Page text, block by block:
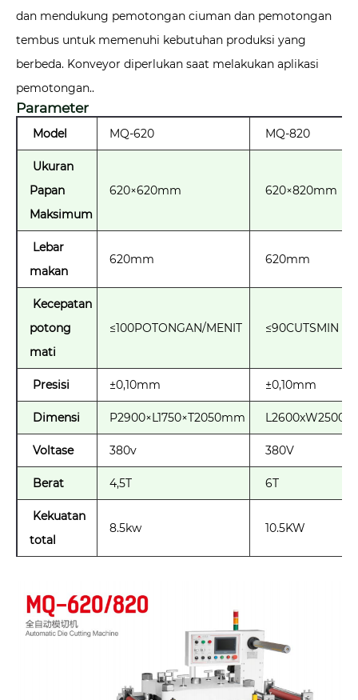
dan mendukung pemotongan ciuman dan pemotongan
tembus untuk memenuhi kebutuhan produksi yang
berbeda. Konveyor diperlukan saat melakukan aplikasi
pemotongan..
Parameter
Model MQ-620 MQ-820
Ukuran
Papan
Maksimum
620×620mm 620×820mm
Lebar
makan
620mm 620mm
Kecepatan
potong
mati
≤100POTONGAN/MENIT ≤90CUTSMIN
Presisi ±0,10mm ±0,10mm
Dimensi P2900×L1750×T2050mm
Voltase 380v 380V
Berat 4,5T 6T
Kekuatan
total
8.5kw 10.5KW